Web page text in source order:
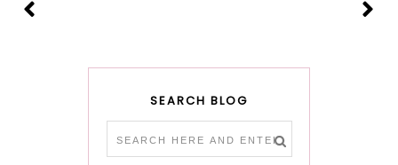
SEARCH BLOG